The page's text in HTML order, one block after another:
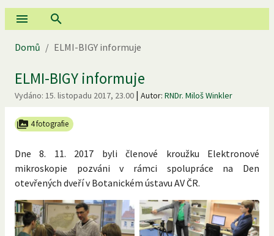
Domů / ELMI-BIGY informuje
ELMI-BIGY informuje
Vydáno: 15. listopadu 2017, 23.00 | Autor: RNDr. Miloš Winkler
4 fotografie
Dne 8. 11. 2017 byli členové kroužku Elektronové
mikroskopie pozváni v rámci spolupráce na Den
otevřených dveří v Botanickém ústavu AV ČR.